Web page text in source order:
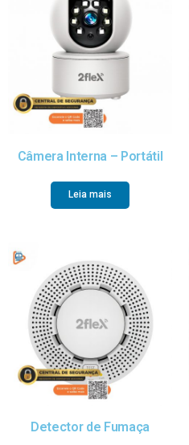
Câmera Interna – Portátil
Leia mais
Detector de Fumaça